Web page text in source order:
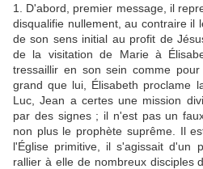
1. D'abord, premier message, il
disqualifie nullement, au contraire il
de son sens initial au profit de
de la visitation de Marie à
tressaillir en son sein comme
grand que lui, Élisabeth proclame
Luc, Jean a certes une mission
par des signes ; il n'est pas un
non plus le prophète suprême. Il
l'Église primitive, il s'agissait d'un
rallier à elle de nombreux disciples